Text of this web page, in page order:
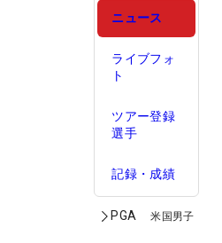
ニュース
ライブフォ
ト
ツアー登録
選手
記録・成績
PGA 米国男子